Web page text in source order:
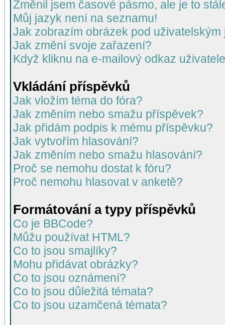
Změnil jsem časové pásmo, ale je to
Můj jazyk není na seznamu!
Jak zobrazím obrázek pod uživatelským
Jak změní svoje zařazení?
Když kliknu na e-mailový odkaz
Vkládání příspěvků
Jak vložím téma do fóra?
Jak změním nebo smažu příspěvek?
Jak přidám podpis k mému příspěvku?
Jak vytvořím hlasování?
Jak změním nebo smažu hlasování?
Proč se nemohu dostat k fóru?
Proč nemohu hlasovat v anketě?
Formátování a typy příspěvků
Co je BBCode?
Můžu používat HTML?
Co to jsou smajlíky?
Mohu přidávat obrázky?
Co to jsou oznámení?
Co to jsou důležitá témata?
Co to jsou uzamčená témata?